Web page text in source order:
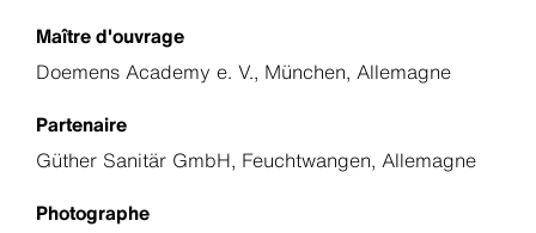
Maître d'ouvrage
Doemens Academy e. V., München, Allemagne
Partenaire
Güther Sanitär GmbH, Feuchtwangen, Allemagne
Photographe